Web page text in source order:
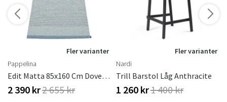
Fler varianter
Pappelina
Edit Matta 85x160 Cm Dove Blue
2 390 kr2 655 kr
Fler varianter
Nardi
Trill Barstol Låg Anthracite
1 260 kr1 400 kr